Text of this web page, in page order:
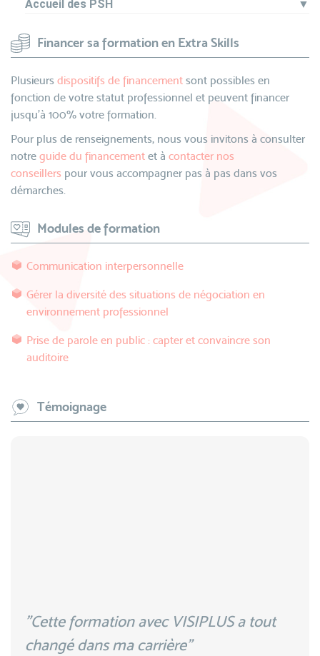
Accueil des PSH ▼
Financer sa formation en Extra Skills
Plusieurs dispositifs de financement sont possibles en
fonction de votre statut professionnel et peuvent financer
jusqu’à 100% votre formation.
Pour plus de renseignements, nous vous invitons à consulter
notre guide du financement et à contacter nos
conseillers pour vous accompagner pas à pas dans vos
démarches.
Modules de formation
Communication interpersonnelle
Gérer la diversité des situations de négociation en
environnement professionnel
Prise de parole en public : capter et convaincre son
auditoire
Témoignage
"Cette formation avec VISIPLUS a tout
changé dans ma carrière"